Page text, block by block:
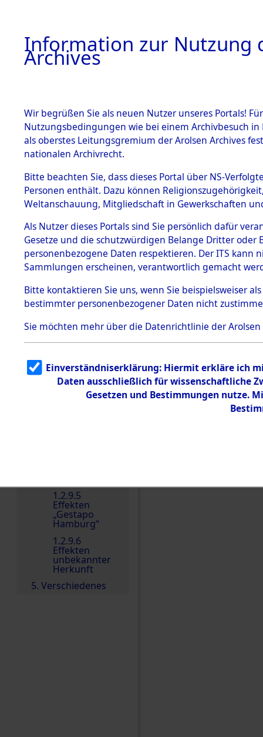
BESTÄNDE
1.
Inhaftierungsdoku
mente
1.2.9 Beim ITS
Effekten
1.2.9.1
Effekten aus
dem KZ
Dachau
1.2.9.2
Effekten aus
dem KZ
Bayerisches
Dokument
e
1.2.9.5
Effekten
„Gestapo
Hamburg“
1.2.9.6
Effekten
unbekannter
Herkunft
5. Verschiedenes
0002
Einen Kommentar
Information zur Nutzung
Archives
Wir begrüßen Sie als neuen Nutzer unseres Portals!
Nutzungsbedingungen wie bei einem Archivbesuch
als oberstes Leitungsgremium der Arolsen Archives
nationalen Archivrecht.
Bitte beachten Sie, dass dieses Portal über NS-
Personen enthält. Dazu können
Weltanschauung, Mitgliedschaft in Gewerkschaften
Als Nutzer dieses Portals sind Sie persönlich dafür
Gesetze und die schutzwürdigen Belange Dritter
personenbezogene Daten respektieren. Der ITS
Sammlungen erscheinen, verantwortlich gemacht
Bitte kontaktieren Sie uns, wenn Sie beispielsweiser
bestimmter personenbezogener Daten nicht
Sie möchten mehr über die Datenrichtlinie der Arolsen
Einverständniserklärung: Hiermit erkläre ich
Daten ausschließlich für wissenschaftliche
Gesetzen und Bestimmungen nutze.